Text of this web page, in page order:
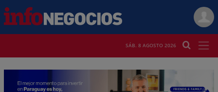
SÁB. 8 AGOSTO 2026